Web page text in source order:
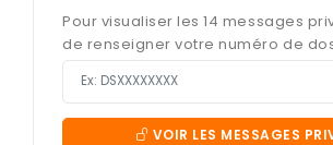
Pour visualiser les 14 messages
de renseigner votre numéro de
VOIR LES MESSAGES